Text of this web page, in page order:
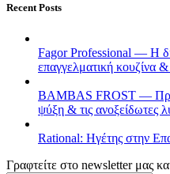
Recent Posts
Fagor Professional — Η
επαγγελματική κουζίνα
BAMBAS FROST —
ψύξη & τις ανοξείδωτες
Rational: Ηγέτης στην
Γραφτείτε στο newsletter μας